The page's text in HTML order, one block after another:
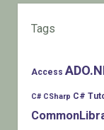
Tags
Access
C# CSharp C#